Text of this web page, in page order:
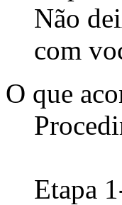
Não
com
O que
Etapa